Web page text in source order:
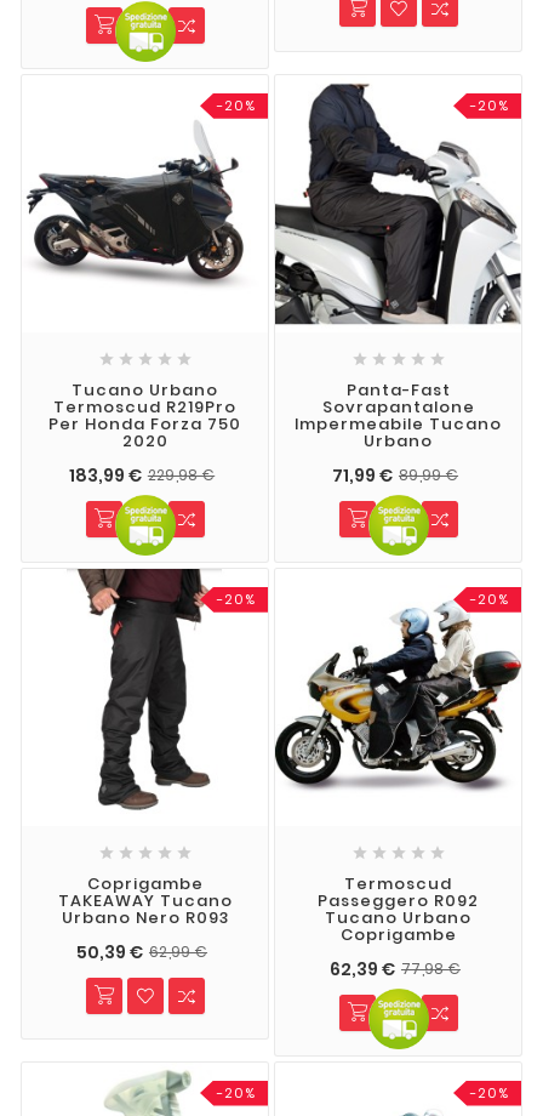
-20%
    
Tucano Urbano
Termoscud R219Pro
Per Honda Forza 750
2020
183,99 € 229,98 €
-20%
    
Panta-Fast
Sovrapantalone
Impermeabile Tucano
Urbano
71,99 € 89,99 €
-20%
    
Coprigambe
TAKEAWAY Tucano
Urbano Nero R093
50,39 € 62,99 €
-20%
    
Termoscud
Passeggero R092
Tucano Urbano
Coprigambe
62,39 € 77,98 €
-20% -20%